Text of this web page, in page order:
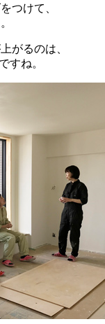
つけて、
がるのは、
すね。